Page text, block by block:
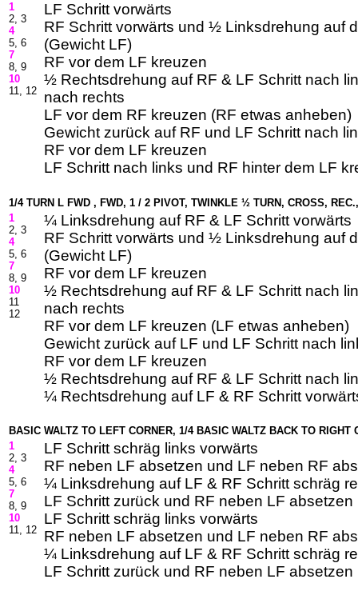
1
2, 3
4
5, 6
7
8, 9
10
11, 12
LF Schritt vorwärts
RF Schritt vorwärts und ½ Linksdrehung auf
(Gewicht LF)
RF vor dem LF kreuzen
½ Rechtsdrehung auf RF & LF Schritt nach
nach rechts
LF vor dem RF kreuzen (RF etwas anheben)
Gewicht zurück auf RF und LF Schritt nach
RF vor dem LF kreuzen
LF Schritt nach links und RF hinter dem LF
1/4 TURN L FWD , FWD, 1 / 2 PIVOT, TWINKLE ½ TURN, CROSS,
1
2, 3
4
5, 6
7
8, 9
10
11
12
¼ Linksdrehung auf RF & LF Schritt vorwärts
RF Schritt vorwärts und ½ Linksdrehung auf
(Gewicht LF)
RF vor dem LF kreuzen
½ Rechtsdrehung auf RF & LF Schritt nach
nach rechts
RF vor dem LF kreuzen (LF etwas anheben)
Gewicht zurück auf LF und LF Schritt nach
RF vor dem LF kreuzen
½ Rechtsdrehung auf RF & LF Schritt nach
¼ Rechtsdrehung auf LF & RF Schritt
BASIC WALTZ TO LEFT CORNER, 1/4 BASIC WALTZ BACK TO RIGHT
1
2, 3
4
5, 6
7
8, 9
10
11, 12
LF Schritt schräg links vorwärts
RF neben LF absetzen und LF neben RF
¼ Linksdrehung auf LF & RF Schritt schräg
LF Schritt zurück und RF neben LF absetzen
LF Schritt schräg links vorwärts
RF neben LF absetzen und LF neben RF
¼ Linksdrehung auf LF & RF Schritt schräg
LF Schritt zurück und RF neben LF absetzen